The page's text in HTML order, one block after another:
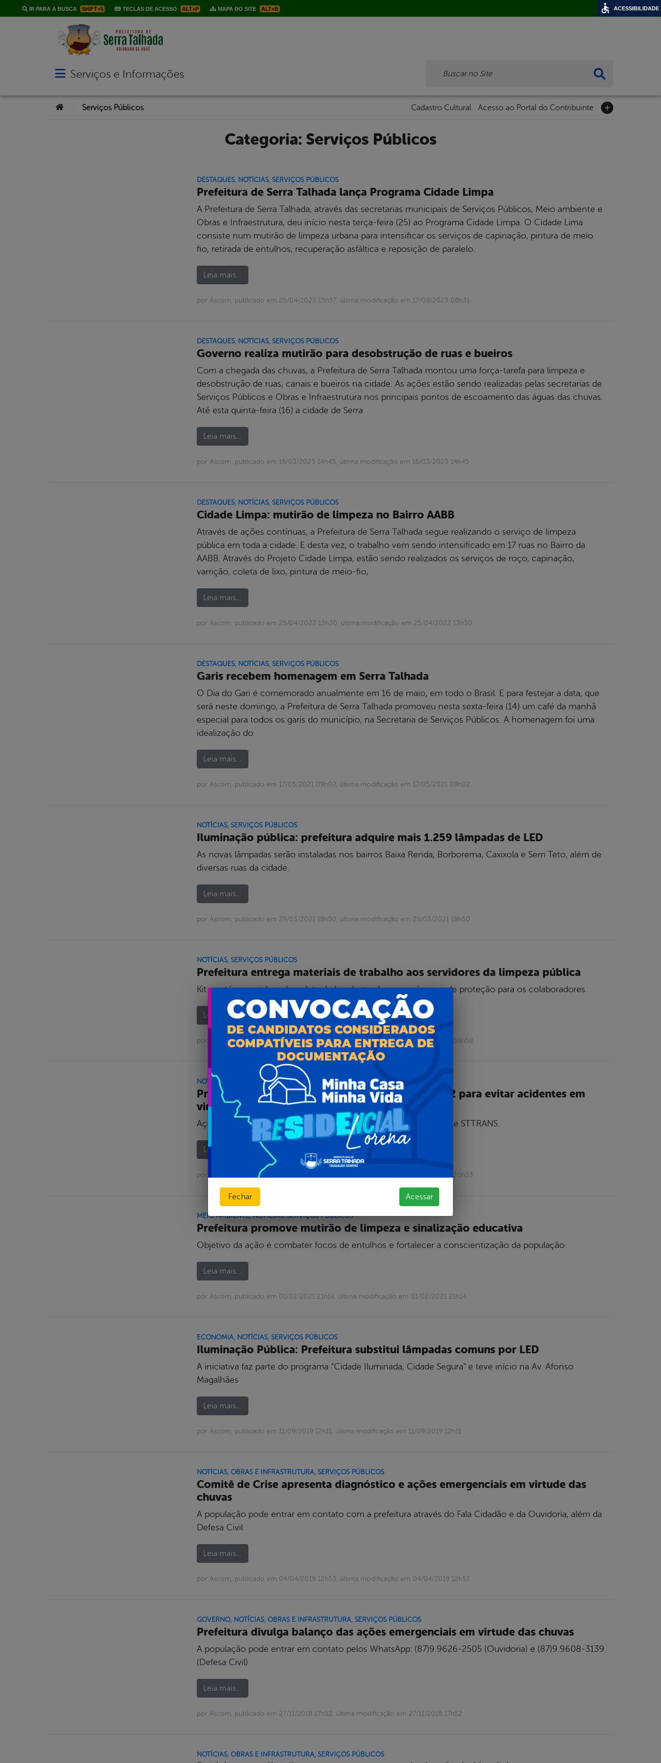
IR PARA A BUSCA SHIFT+5 TECLAS DE ACESSO ALT+P MAPA DO SITE ALT+B
Abrir menu principal de navegação
Serviços e Informações
Você está aqui:Serviços Públicos Cadastro Cultural Acesso ao Portal do Contribuinte
Categoria: Serviços Públicos
DESTAQUES, NOTÍCIAS, SERVIÇOS PÚBLICOS
Prefeitura de Serra Talhada lança Programa Cidade Limpa
A Prefeitura de Serra Talhada, através das secretarias municipais de Serviços Públicos, Meio ambiente e
Obras e Infraestrutura, deu início nesta terça-feira (25) ao Programa Cidade Limpa. O Cidade Lima
consiste num mutirão de limpeza urbana para intensificar os serviços de capinação, pintura de meio
fio, retirada de entulhos, recuperação asfáltica e reposição de paralelo.
Leia mais...
por Ascom, publicado em 25/04/2023 15h57, última modificação em 17/08/2023 08h31
DESTAQUES, NOTÍCIAS, SERVIÇOS PÚBLICOS
Governo realiza mutirão para desobstrução de ruas e bueiros
Com a chegada das chuvas, a Prefeitura de Serra Talhada montou uma força-tarefa para limpeza e
desobstrução de ruas, canais e bueiros na cidade. As ações estão sendo realizadas pelas secretarias de
Serviços Públicos e Obras e Infraestrutura nos principais pontos de escoamento das águas das chuvas.
Até esta quinta-feira (16) a cidade de Serra
Leia mais...
por Ascom, publicado em 16/03/2023 14h45, última modificação em 16/03/2023 14h45
DESTAQUES, NOTÍCIAS, SERVIÇOS PÚBLICOS
Cidade Limpa: mutirão de limpeza no Bairro AABB
Através de ações contínuas, a Prefeitura de Serra Talhada segue realizando o serviço de limpeza
pública em toda a cidade. E desta vez, o trabalho vem sendo intensificado em 17 ruas no Bairro da
AABB. Através do Projeto Cidade Limpa, estão sendo realizados os serviços de roço, capinação,
varrição, coleta de lixo, pintura de meio-fio,
Leia mais...
por Ascom, publicado em 25/04/2022 13h30, última modificação em 25/04/2022 13h30
DESTAQUES, NOTÍCIAS, SERVIÇOS PÚBLICOS
Garis recebem homenagem em Serra Talhada
O Dia do Gari é comemorado anualmente em 16 de maio, em todo o Brasil. E para festejar a data, que
será neste domingo, a Prefeitura de Serra Talhada promoveu nesta sexta-feira (14) um café da manhã
especial para todos os garis do município, na Secretaria de Serviços Públicos. A homenagem foi uma
idealização do
Leia mais...
por Ascom, publicado em 17/05/2021 09h02, última modificação em 17/05/2021 09h02
NOTÍCIAS, SERVIÇOS PÚBLICOS
Iluminação pública: prefeitura adquire mais 1.259 lâmpadas de LED
As novas lâmpadas serão instaladas nos bairros Baixa Renda, Borborema, Caxixola e Sem Teto, além de
diversas ruas da cidade.
Leia mais...
por Ascom, publicado em 29/03/2021 18h50, última modificação em 29/03/2021 18h50
NOTÍCIAS, SERVIÇOS PÚBLICOS
Prefeitura entrega materiais de trabalho aos servidores da limpeza pública
Kit contém carrinhos de coleta de lixo, botas, luvas e máscaras de proteção para os colaboradores.
Leia mais...
por Ascom, publicado em 08/03/2021 08h58, última modificação em 08/03/2021 08h58
NOTÍCIAS OBRAS E INFRASTRUTURA SERVIÇOS PÚBLICOS,TRÂNSITO
Prefeitura promove reparos às margens da BR-232 para evitar acidentes em
virtude das chuvas
Ação preventiva envolve secretarias de Obras, Serviços Públicos e STTRANS.
Leia mais...
por Ascom, publicado em 02/03/2021 20h33, última modificação em 02/03/2021 20h33
MEIO AMBIENTE,NOTÍCIAS,SERVIÇOS PÚBLICOS
Prefeitura promove mutirão de limpeza e sinalização educativa
Objetivo da ação é combater focos de entulhos e fortalecer a conscientização da população.
Leia mais...
por Ascom, publicado em 01/02/2021 21h14, última modificação em 01/02/2021 21h14
ECONOMIA, NOTÍCIAS, SERVIÇOS PÚBLICOS
Iluminação Pública: Prefeitura substitui lâmpadas comuns por LED
A iniciativa faz parte do programa “Cidade Iluminada, Cidade Segura" e teve início na Av. Afonso
Magalhães
Leia mais...
por Ascom, publicado em 11/09/2019 12h11, última modificação em 11/09/2019 12h11
NOTÍCIAS, OBRAS E INFRASTRUTURA, SERVIÇOS PÚBLICOS
Comitê de Crise apresenta diagnóstico e ações emergenciais em virtude das
chuvas
A população pode entrar em contato com a prefeitura através do Fala Cidadão e da Ouvidoria, além da
Defesa Civil
Leia mais...
por Ascom, publicado em 04/04/2019 12h53, última modificação em 04/04/2019 12h53
GOVERNO, NOTÍCIAS, OBRAS E INFRASTRUTURA, SERVIÇOS PÚBLICOS
Prefeitura divulga balanço das ações emergenciais em virtude das chuvas
A população pode entrar em contato pelos WhatsApp: (87)9.9626-2505 (Ouvidoria) e (87)9.9608-3139
(Defesa Civil)
Leia mais...
por Ascom, publicado em 27/11/2018 17h52, última modificação em 27/11/2018 17h52
NOTÍCIAS, OBRAS E INFRASTRUTURA, SERVIÇOS PÚBLICOS
Fechar Acessar
ACESSIBILIDADE